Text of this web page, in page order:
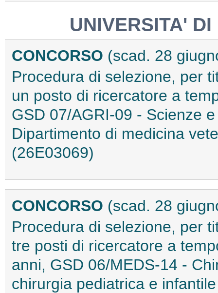
UNIVERSITA'
CONCORSO (scad. 28
Procedura di selezione, per
un posto di ricercatore a
GSD 07/AGRI-09 - Scienze
Dipartimento di medicina
(26E03069)
CONCORSO (scad. 28
Procedura di selezione, per
tre posti di ricercatore a
anni, GSD 06/MEDS-14 -
chirurgia pediatrica e